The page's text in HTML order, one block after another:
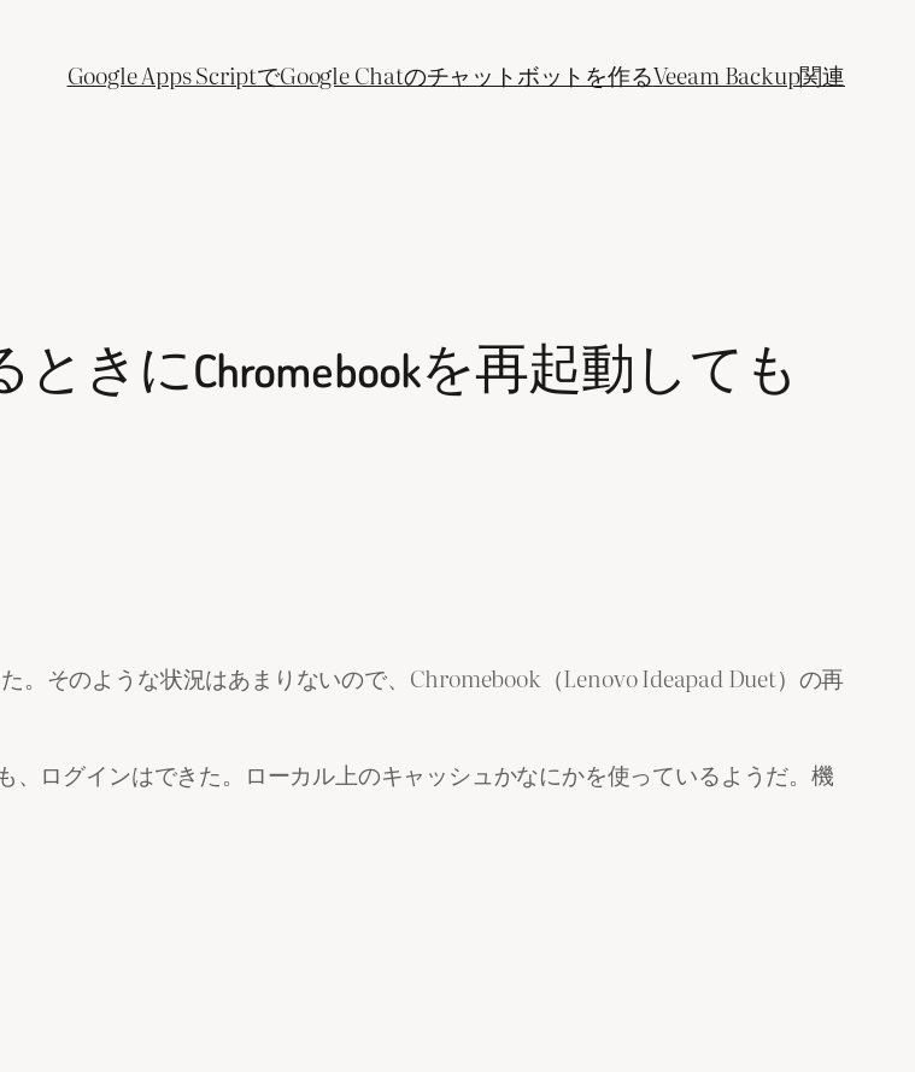
Google Apps ScriptでGoogle Chatのチャットボットを作るVeeam Backup関連
きにChromebookを再起動しても
。そのような状況はあまりないので、Chromebook（Lenovo Ideapad Duet）の再
ログインはできた。ローカル上のキャッシュかなにかを使っているようだ。機